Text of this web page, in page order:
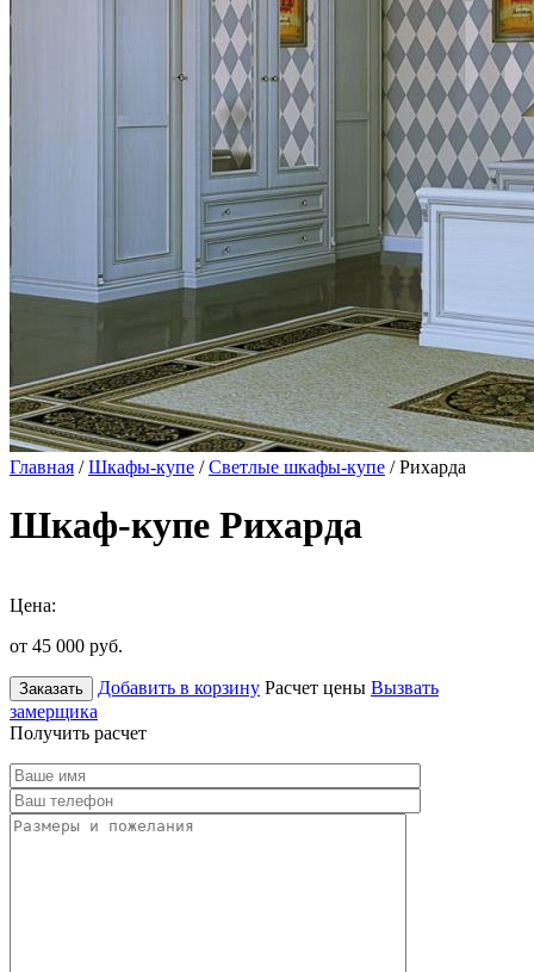
Главная /Шкафы-купе /Светлые шкафы-купе / Рихарда
Шкаф-купе Рихарда
Цена:
от 45 000 руб.
Заказать Добавить в корзину Расчет цены Вызвать
замерщика
Получить расчет